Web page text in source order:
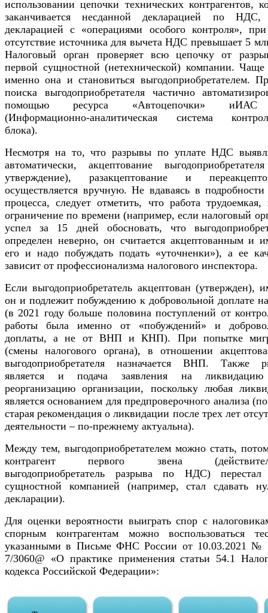
использовании цепочки технических контрагентов,
заканчивается несданной декларацией по НДС,
декларацией с «операциями особого контроля»,
отсутствие источника для вычета НДС превышает 5
Налоговый орган проверяет всю цепочку от
первой сущностной (нетехнической) компании. Чаще
именно она и становиться выгодоприобретателем.
поиска выгодоприобретателя частично
помощью ресурса «Автоцепочки»
(Информационно-аналитическая система
блока).
Несмотря на то, что разрывы по уплате НДС
автоматически, акцептование
утверждение), разакцептование и
осуществляется вручную. Не вдаваясь в подробности
процесса, следует отметить, что работа трудоемкая,
ограничение по времени (например, если налоговый
успел за 15 дней обосновать, что
определен неверно, он считается акцептованным и
его и надо побуждать подать «уточненки»), а ее
зависит от профессионализма налогового инспектора.
Если выгодоприобретатель акцептован (утвержден),
он и подлежит побуждению к добровольной доплате
(в 2021 году больше половина поступлений от
работы была именно от «побуждений» и
доплаты, а не от ВНП и КНП). При попытке
(смены налогового органа), в отношении
выгодоприобретателя назначается ВНП. Также
является и подача заявления на
реорганизацию организации, поскольку любая
является основанием для предпроверочного анализа
старая рекомендация о ликвидации после трех лет
деятельности – по-прежнему актуальна).
Между тем, выгодоприобретателем можно стать,
контрагент первого звена
выгодоприобретатель разрыва по НДС)
сущностной компанией (например, стал сдавать
декларации).
Для оценки вероятности выиграть спор с
спорным контрагентам можно воспользоваться
указанными в Письме ФНС России от 10.03.2021 №
7/3060@ «О практике применения статьи 54.1
кодекса Российской Федерации»: